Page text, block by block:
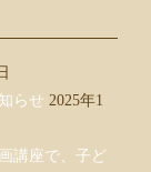
らせ 2025年1
講座で、子ど